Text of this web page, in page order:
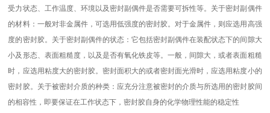
受力状态、工作温度、环境以及密封副偶件是否需要可拆性等。关于密封副偶件
的材料：一般对非金属件，可选用低强度的密封胶。对于金属件，则应选用高强
度的密封胶。关于密封副偶件的状态：它包括密封副偶件在装配状态下的间隙大
小及形态、表面粗糙度，以及是否有氧化铁皮等。一般，间隙大，或者表面粗糙
时，应选用粘度大的密封胶。密封面积大的或者密封面光滑时，应选用粘度小的
密封胶。关于被密封介质的种类：应充分注意被密封的介质与所选用的密封胶间
的相容性，即要保证在工作状态下，密封胶自身的化学物理性能的稳定性